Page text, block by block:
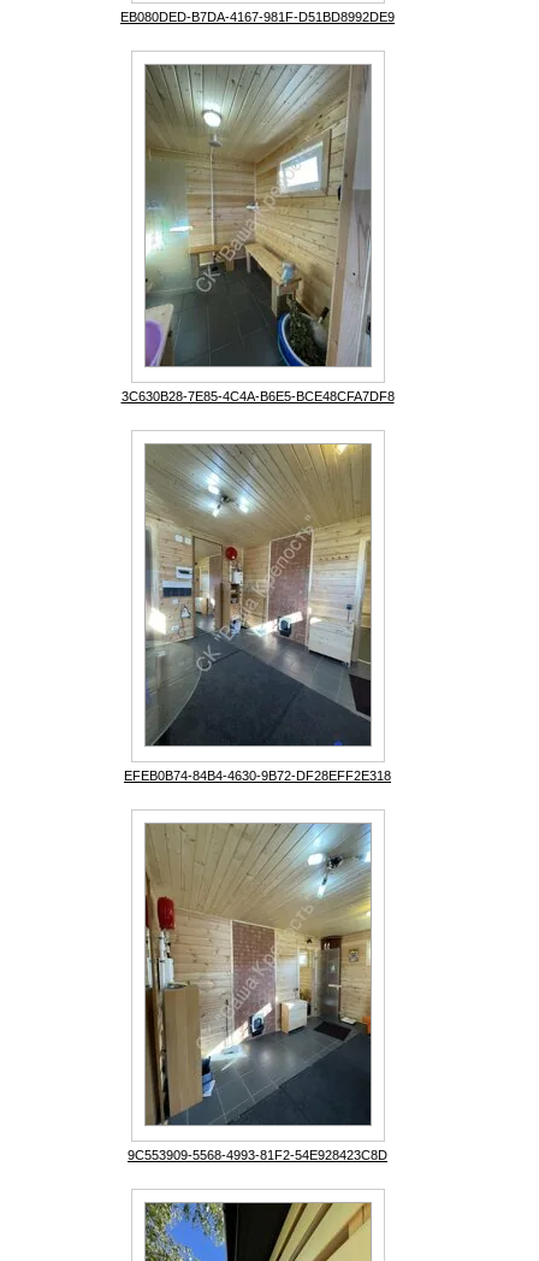
EB080DED-B7DA-4167-981F-D51BD8992DE9
3C630B28-7E85-4C4A-B6E5-BCE48CFA7DF8
EFEB0B74-84B4-4630-9B72-DF28EFF2E318
9C553909-5568-4993-81F2-54E928423C8D